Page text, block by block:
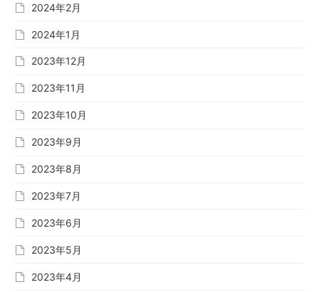
2024年2月
2024年1月
2023年12月
2023年11月
2023年10月
2023年9月
2023年8月
2023年7月
2023年6月
2023年5月
2023年4月